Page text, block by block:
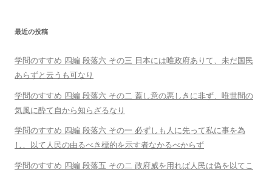
最近の投稿
学問のすすめ 四編 段落六 その三 日本には唯政府ありて、未だ国民
あらずと云うも可なり
学問のすすめ 四編 段落六 その二 蓋し意の悪しきに非ず、唯世間の
気風に酔て自から知らざるなり
学問のすすめ 四編 段落六 その一 必ずしも人に先って私に事を為
し、以て人民の由るべき標的を示す者なかるべからず
学問のすすめ 四編 段落五 その二 政府威を用れば人民は偽を以てこ